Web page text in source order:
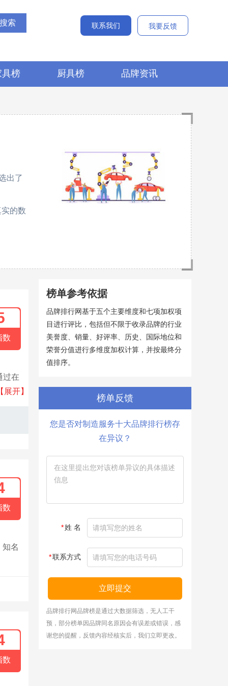
联系我们
我要反馈
具榜 厨具榜 品牌资讯
出了
的数
数
过在
健、
【展开】
数
知名
数
榜单参考依据
品牌排行网基于五个主要维度和七项加权项
目进行评比，包括但不限于收录品牌的行业
美誉度、销量、好评率、历史、国际地位和
荣誉分值进行多维度加权计算，并按最终分
值排序。
榜单反馈
您是否对制造服务十大品牌排行榜存
在异议？
*姓 名
*联系方式
立即提交
品牌排行网品牌榜是通过大数据筛选，无人工干
预，部分榜单因品牌同名原因会有误差或错误，感
谢您的提醒，反馈内容经核实后，我们立即更改。